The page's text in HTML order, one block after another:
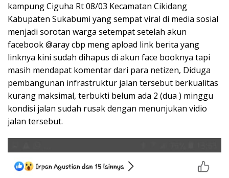
kampung Ciguha Rt 08/03 Kecamatan Cikidang
Kabupaten Sukabumi yang sempat viral di media sosial
menjadi sorotan warga setempat setelah akun
facebook @aray cbp meng apload link berita yang
linknya kini sudah dihapus di akun face booknya tapi
masih mendapat komentar dari para netizen, Diduga
pembangunan infrastruktur jalan tersebut berkualitas
kurang maksimal, terbukti belum ada 2 (dua ) minggu
kondisi jalan sudah rusak dengan menunjukan vidio
jalan tersebut.